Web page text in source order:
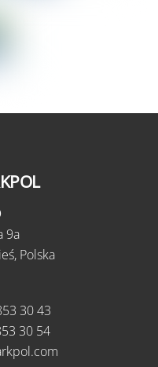
9a
Polska
30 43
30 54